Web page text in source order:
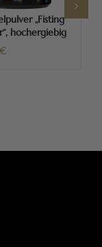
„Fisting
hochergiebig
€